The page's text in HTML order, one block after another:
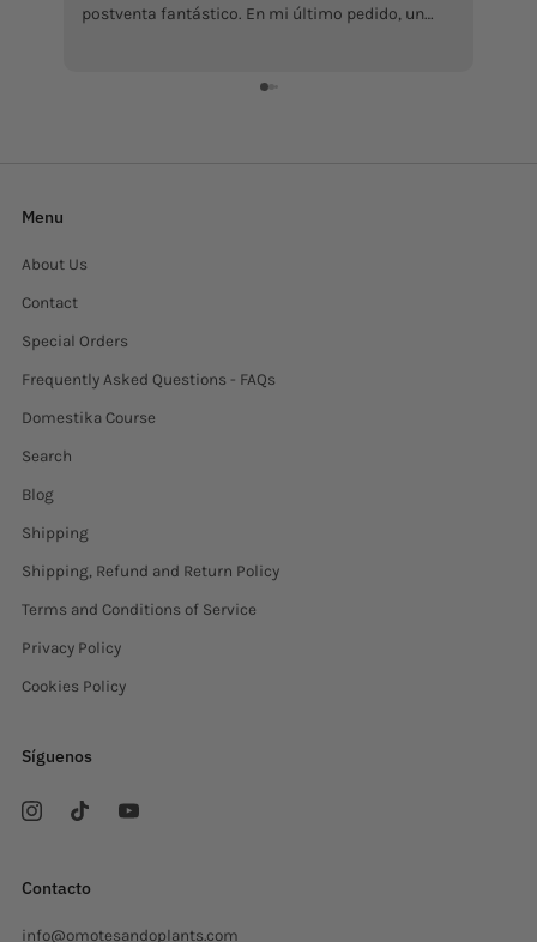
postventa fantástico. En mi último pedido, un
ningún problema, además de atenderme con
Menu
About Us
Contact
Special Orders
Frequently Asked Questions - FAQs
Domestika Course
Search
Blog
Shipping
Shipping, Refund and Return Policy
Terms and Conditions of Service
Privacy Policy
Cookies Policy
Síguenos
Contacto
info@omotesandoplants.com